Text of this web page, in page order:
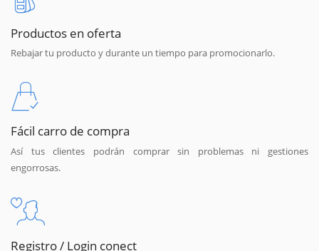
Productos en oferta
Rebajar tu producto y durante un tiempo para promocionarlo.
Fácil carro de compra
Así tus clientes podrán comprar sin problemas ni gestiones
engorrosas.
Registro / Login conect